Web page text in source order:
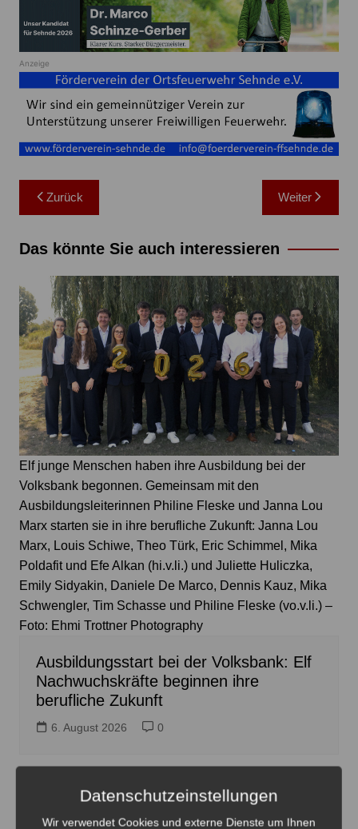
Anzeige
Beitragsnavigation
Zurück Weiter
Das könnte Sie auch interessieren
Elf junge Menschen haben ihre Ausbildung bei der
Volksbank begonnen. Gemeinsam mit den
Ausbildungsleiterinnen Philine Fleske und Janna Lou
Marx starten sie in ihre berufliche Zukunft: Janna Lou
Marx, Louis Schiwe, Theo Türk, Eric Schimmel, Mika
Poldafit und Efe Alkan (hi.v.li.) und Juliette Huliczka,
Emily Sidyakin, Daniele De Marco, Dennis Kauz, Mika
Schwengler, Tim Schasse und Philine Fleske (vo.v.li.) –
Foto: Ehmi Trottner Photography
Ausbildungsstart bei der Volksbank: Elf
Nachwuchskräfte beginnen ihre
berufliche Zukunft
6. August 2026 0
Datenschutzeinstellungen
Wir verwendet Cookies und externe Dienste um Ihnen